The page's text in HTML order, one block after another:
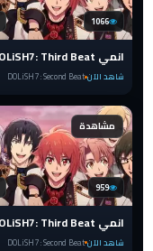
1066
شاهد الآنDOLiSH7 : Second Beat
مشاهدة
959
شاهد الآنDOLiSH7 : Second Beat